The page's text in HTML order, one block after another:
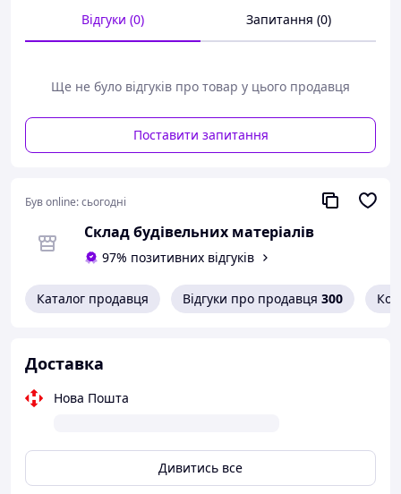
Відгуки (0) Запитання (0)
Ще не було відгуків про товар у цього продавця
Поставити запитання
Був online:сьогодні
Склад будівельних матеріалів
97% позитивних відгуків
Каталог продавця Відгуки про продавця 300
Доставка
Нова Пошта
Дивитись все